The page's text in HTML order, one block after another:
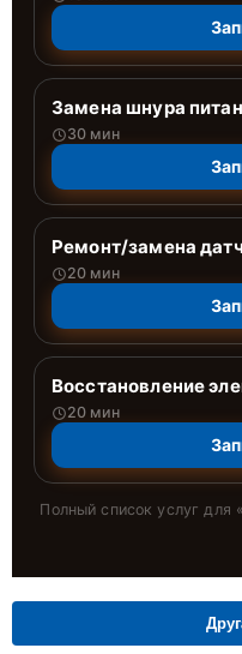
Замена шнура
30 мин
Ремонт/замена
20 мин
Восстановление
20 мин
Полный список услуг для «